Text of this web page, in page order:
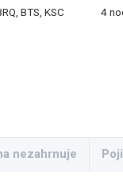
, BTS, KSC 4
nezahrnuje